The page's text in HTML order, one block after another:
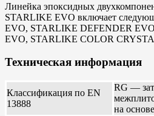
Линейка эпоксидных
STARLIKE EVO включает
EVO, STARLIKE DEFENDER
EVO, STARLIKE COLOR
Техническая информация
Классификация по EN
13888
RG —
на